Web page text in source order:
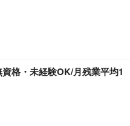
格・未経験OK/月残業平均1